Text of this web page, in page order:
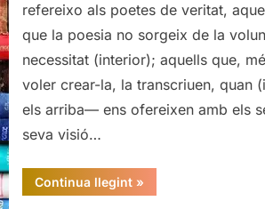
refereixo als poetes de veritat,
que la poesia no sorgeix de la
necessitat (interior); aquells que,
voler crear-la, la transcriuen, quan
els arriba— ens ofereixen amb els
seva visió…
Continua llegint“Ànima
gramatical
»